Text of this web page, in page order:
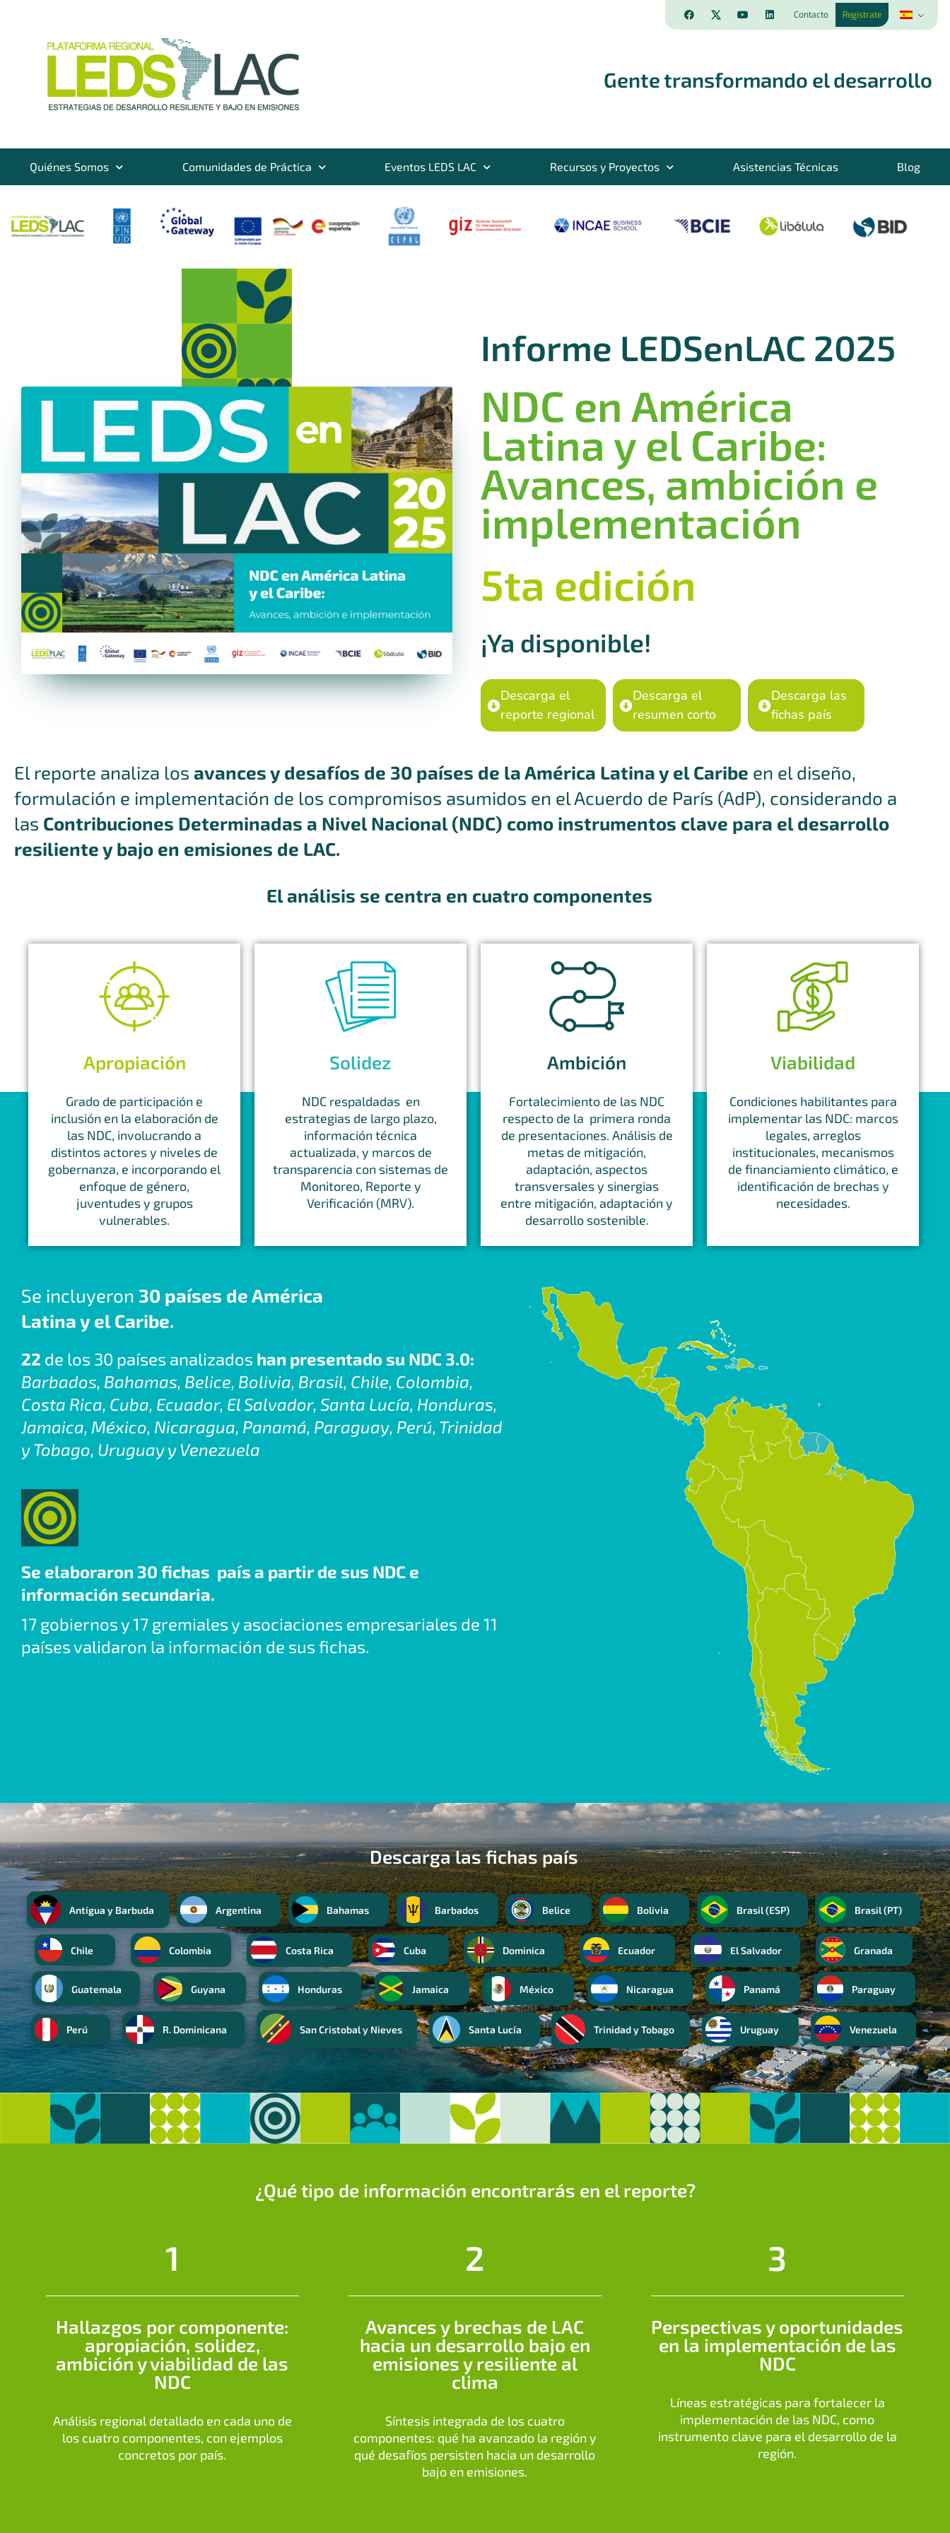
Contacto Regístrate
Gente transformando el desarrollo
Quiénes Somos Comunidades de Práctica Eventos LEDS LAC Recursos y Proyectos Asistencias Técnicas Blog
Informe LEDSenLAC 2025
NDC en América
Latina y el Caribe:
Avances, ambición e
implementación
5ta edición
¡Ya disponible!
Descarga el
reporte regional
Descarga el
resumen corto
Descarga las
fichas país
El reporte analiza los avances y desafíos de 30 países de la América Latina y el Caribe en el diseño,
formulación e implementación de los compromisos asumidos en el Acuerdo de París (AdP), considerando a
las Contribuciones Determinadas a Nivel Nacional (NDC) como instrumentos clave para el desarrollo
resiliente y bajo en emisiones de LAC.
El análisis se centra en cuatro componentes
Apropiación
Grado de participación e
inclusión en la elaboración de
las NDC, involucrando a
distintos actores y niveles de
gobernanza, e incorporando el
enfoque de género,
juventudes y grupos
vulnerables.
Solidez
NDC respaldadas en
estrategias de largo plazo,
información técnica
actualizada, y marcos de
transparencia con sistemas de
Monitoreo, Reporte y
Verificación (MRV).
Ambición
Fortalecimiento de las NDC
respecto de la primera ronda
de presentaciones. Análisis de
metas de mitigación,
adaptación, aspectos
transversales y sinergias
entre mitigación, adaptación y
desarrollo sostenible.
Viabilidad
Condiciones habilitantes para
implementar las NDC: marcos
legales, arreglos
institucionales, mecanismos
de financiamiento climático, e
identificación de brechas y
necesidades.
Se incluyeron 30 países de América
Latina y el Caribe.
22 de los 30 países analizados han presentado su NDC 3.0:
Barbados, Bahamas, Belice, Bolivia, Brasil, Chile, Colombia,
Costa Rica, Cuba, Ecuador, El Salvador, Santa Lucía, Honduras,
Jamaica, México, Nicaragua, Panamá, Paraguay, Perú, Trinidad
y Tobago, Uruguay y Venezuela
Se elaboraron 30 fichas país a partir de sus NDC e
información secundaria.
17 gobiernos y 17 gremiales y asociaciones empresariales de 11
países validaron la información de sus fichas.
Descarga las fichas país
Antigua y Barbuda Argentina Bahamas Barbados Belice Bolivia Brasil (ESP) Brasil (PT)
Chile Colombia Costa Rica Cuba Dominica Ecuador El Salvador Granada
Guatemala Guyana Honduras Jamaica México Nicaragua Panamá Paraguay
Perú R. Dominicana San Cristobal y Nieves Santa Lucía Trinidad y Tobago Uruguay Venezuela
¿Qué tipo de información encontrarás en el reporte?
1
Hallazgos por componente:
apropiación, solidez,
ambición y viabilidad de las
NDC
Análisis regional detallado en cada uno de
los cuatro componentes, con ejemplos
concretos por país.
2
Avances y brechas de LAC
hacia un desarrollo bajo en
emisiones y resiliente al
clima
Síntesis integrada de los cuatro
componentes: qué ha avanzado la región y
qué desafíos persisten hacia un desarrollo
bajo en emisiones.
3
Perspectivas y oportunidades
en la implementación de las
NDC
Líneas estratégicas para fortalecer la
implementación de las NDC, como
instrumento clave para el desarrollo de la
región.